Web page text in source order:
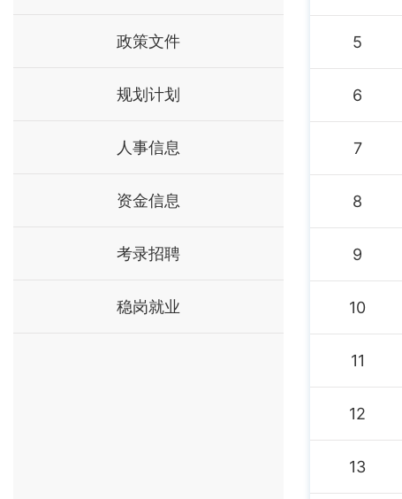
政策文件
规划计划
人事信息
资金信息
考录招聘
稳岗就业
5
6
7
8
9
10
11
12
13